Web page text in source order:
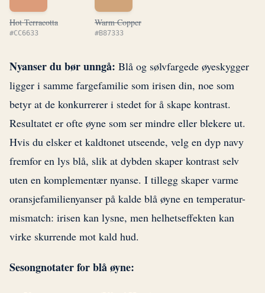
Hot Terracotta
#CC6633
Warm Copper
#B87333
Nyanser du bør unngå: Blå og sølvfargede øyeskygger
ligger i samme fargefamilie som irisen din, noe som
betyr at de konkurrerer i stedet for å skape kontrast.
Resultatet er ofte øyne som ser mindre eller blekere ut.
Hvis du elsker et kaldtonet utseende, velg en dyp navy
fremfor en lys blå, slik at dybden skaper kontrast selv
uten en komplementær nyanse. I tillegg skaper varme
oransjefamilienyanser på kalde blå øyne en temperatur-
mismatch: irisen kan lysne, men helhetseffekten kan
virke skurrende mot kald hud.
Sesongnotater for blå øyne: